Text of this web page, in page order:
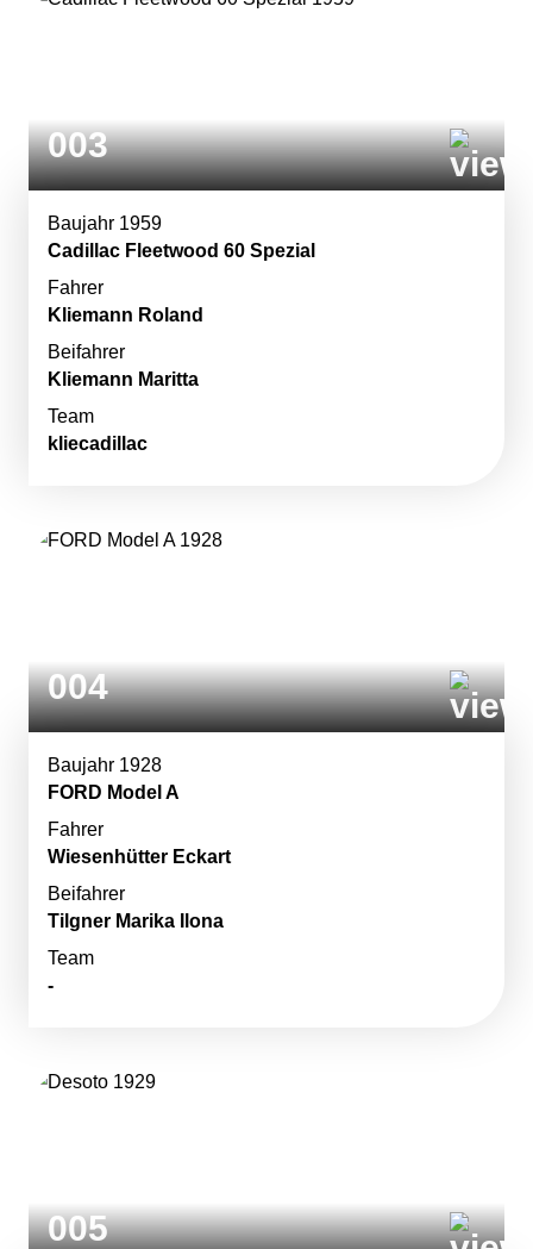
003
Baujahr 1959
Cadillac Fleetwood 60 Spezial
Fahrer
Kliemann Roland
Beifahrer
Kliemann Maritta
Team
kliecadillac
004
Baujahr 1928
FORD Model A
Fahrer
Wiesenhütter Eckart
Beifahrer
Tilgner Marika Ilona
Team
-
005